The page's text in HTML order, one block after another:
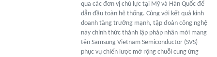
qua các đơn vị chủ lực tại Mỹ và Hàn Quốc để
dẫn đầu toàn hệ thống. Cùng với kết quả kinh
doanh tăng trưởng mạnh, tập đoàn công nghệ
này chính thức thành lập pháp nhân mới mang
tên Samsung Vietnam Semiconductor (SVS)
phục vụ chiến lược mở rộng chuỗi cung ứng